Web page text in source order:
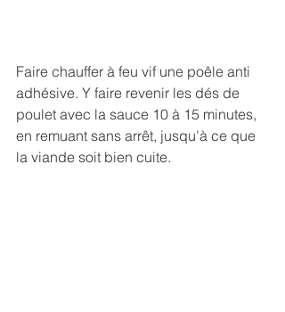
Faire chauffer à feu vif une poêle anti
adhésive. Y faire revenir les dés de
poulet avec la sauce 10 à 15 minutes,
en remuant sans arrêt, jusqu'à ce que
la viande soit bien cuite.